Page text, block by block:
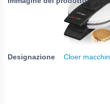
Cloer